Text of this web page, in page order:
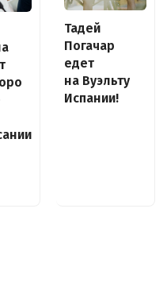
Тадей
Погачар
едет
на Вуэльту
Испании!